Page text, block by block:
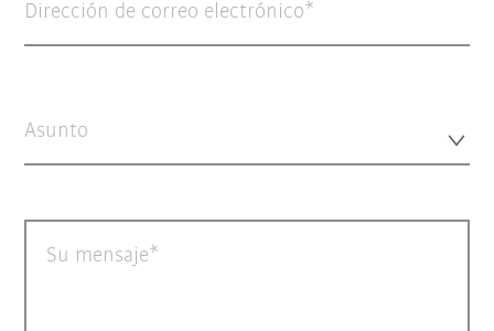
Dirección de correo electrónico
Asunto
Su mensaje